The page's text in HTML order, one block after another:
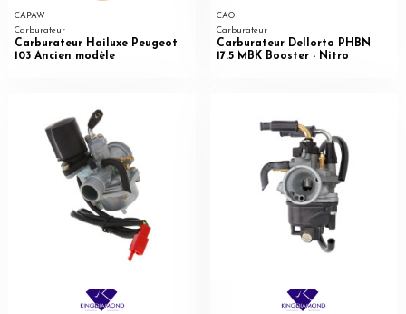
CAPAW
Carburateur
Carburateur Hailuxe Peugeot
103 Ancien modèle
CAOI
Carburateur
Carburateur Dellorto PHBN
17.5 MBK Booster - Nitro